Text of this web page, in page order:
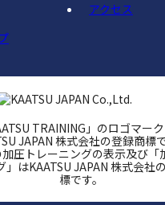
アクセス
TRAINING」のロゴマーク
JAPAN 株式会社の登録商標で
圧トレーニングの表示及び「
」はKAATSU JAPAN 株式会社
標です。